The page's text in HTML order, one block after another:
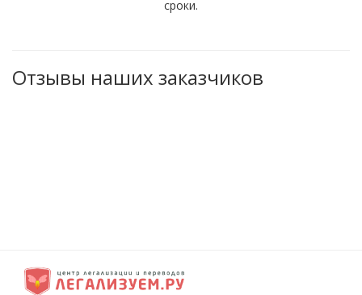
сроки.
Отзывы наших заказчиков